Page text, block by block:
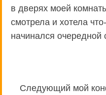
в дверях моей
смотрела и хотела
начинался
Следующий мой